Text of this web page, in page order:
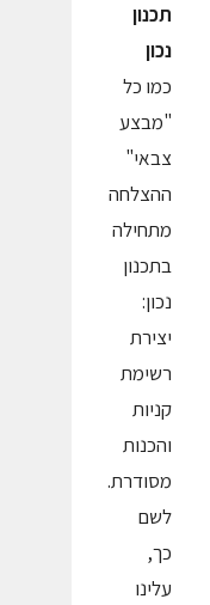
תכנון
נכון
כמו כל
"מבצע
צבאי"
ההצלחה
מתחילה
בתכנון
נכון:
יצירת
רשימת
קניות
והכנות
מסודרת.
לשם
כך,
עלינו